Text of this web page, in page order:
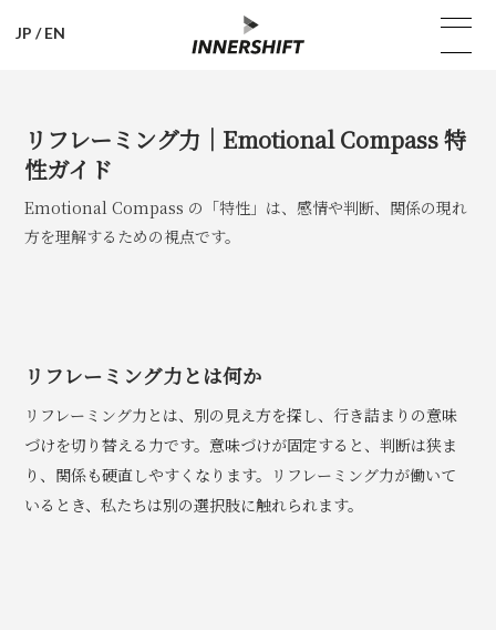
JP /EN
リフレーミング力｜Emotional Compass 特
性ガイド
Emotional Compass の「特性」は、感情や判断、関係の現れ
方を理解するための視点です。
リフレーミング力とは何か
リフレーミング力とは、別の見え方を探し、行き詰まりの意味
づけを切り替える力です。意味づけが固定すると、判断は狭ま
り、関係も硬直しやすくなります。リフレーミング力が働いて
いるとき、私たちは別の選択肢に触れられます。